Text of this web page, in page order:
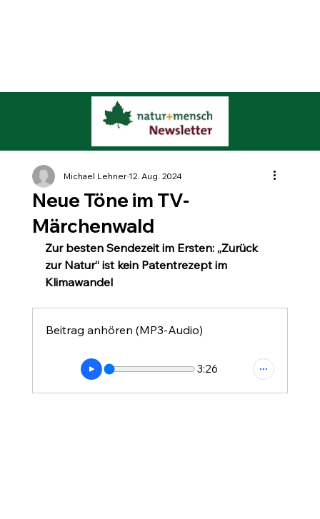
Neue Töne im TV-
Märchenwald
Michael Lehner12. Aug. 2024
Zur besten Sendezeit im Ersten: „Zurück
zur Natur“ ist kein Patentrezept im
Klimawandel
Beitrag anhören (MP3-Audio)
3:26